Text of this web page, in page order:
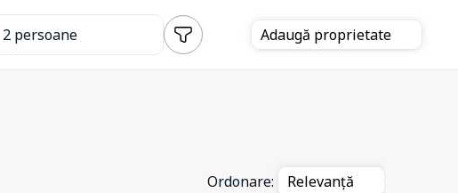
2 persoane Adaugă proprietate
Ordonare: Relevanță